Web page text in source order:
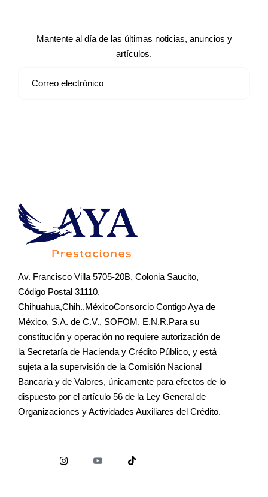
Mantente al día de las últimas noticias, anuncios y
artículos.
Av. Francisco Villa 5705-20B, Colonia Saucito,
Código Postal 31110,
Chihuahua,Chih.,MéxicoConsorcio Contigo Aya de
México, S.A. de C.V., SOFOM, E.N.R.Para su
constitución y operación no requiere autorización de
la Secretaría de Hacienda y Crédito Público, y está
sujeta a la supervisión de la Comisión Nacional
Bancaria y de Valores, únicamente para efectos de lo
dispuesto por el artículo 56 de la Ley General de
Organizaciones y Actividades Auxiliares del Crédito.